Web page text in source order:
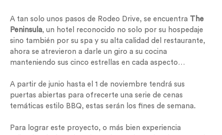
A tan solo unos pasos de Rodeo Drive, se encuentra The
Peninsula, un hotel reconocido no solo por su hospedaje
sino también por su spa y su alta calidad del restaurante,
ahora se atrevieron a darle un giro a su cocina
manteniendo sus cinco estrellas en cada aspecto…
A partir de junio hasta el 1 de noviembre tendrá sus
puertas abiertas para ofrecerte una serie de cenas
temáticas estilo BBQ, estas serán los fines de semana.
Para lograr este proyecto, o más bien experiencia